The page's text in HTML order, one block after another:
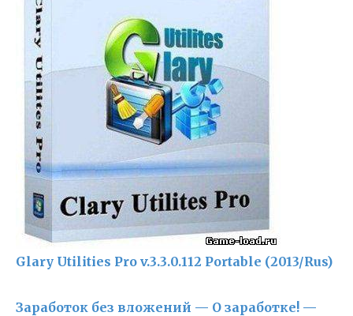
Glary Utilities Pro v.3.3.0.112 Portable (2013/Rus)
Заработок без вложений — О заработке! —